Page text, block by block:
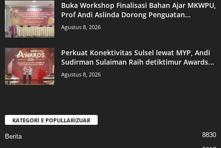
Buka Workshop Finalisasi Bahan Ajar MKWPU,
Prof Andi Aslinda Dorong Penguatan...
Agustus 8, 2026
Perkuat Konektivitas Sulsel lewat MYP, Andi
Sudirman Sulaiman Raih detiktimur Awards...
Agustus 8, 2026
KATEGORI E POPULLARIZUAR
Berita 8830